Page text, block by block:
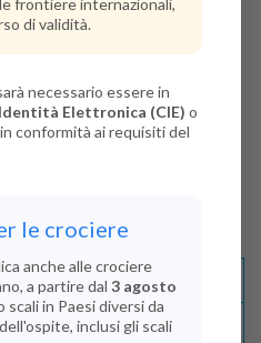
E Itinerario
frontiere internazionali,
di validità.
necessario essere in
Elettronica (CIE) o
conformità ai requisiti del
le crociere
anche alle crociere
a partire dal 3 agosto
in Paesi diversi da
inclusi gli scali